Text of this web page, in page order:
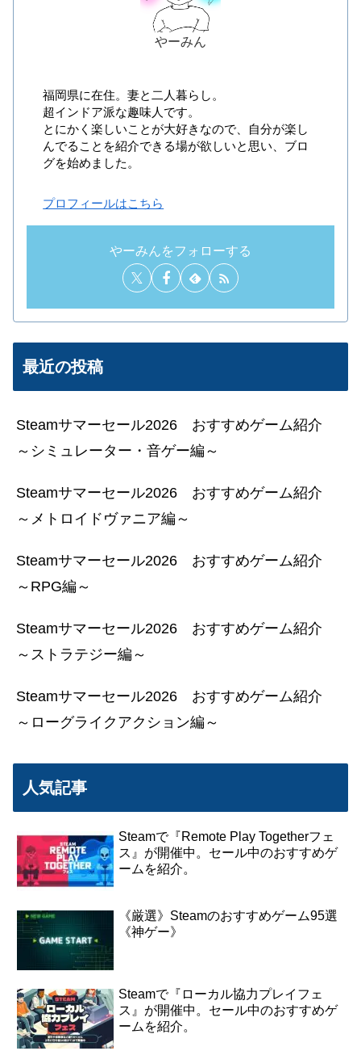
やーみん
福岡県に在住。妻と二人暮らし。
超インドア派な趣味人です。
とにかく楽しいことが大好きなので、自分が楽し
んでることを紹介できる場が欲しいと思い、ブロ
グを始めました。
プロフィールはこちら
やーみんをフォローする
最近の投稿
Steamサマーセール2026 おすすめゲーム紹介
～シミュレーター・音ゲー編～
Steamサマーセール2026 おすすめゲーム紹介
～メトロイドヴァニア編～
Steamサマーセール2026 おすすめゲーム紹介
～RPG編～
Steamサマーセール2026 おすすめゲーム紹介
～ストラテジー編～
Steamサマーセール2026 おすすめゲーム紹介
～ローグライクアクション編～
人気記事
Steamで『Remote Play Togetherフェ
ス』が開催中。セール中のおすすめゲ
ームを紹介。
《厳選》Steamのおすすめゲーム95選
《神ゲー》
Steamで『ローカル協力プレイフェ
ス』が開催中。セール中のおすすめゲ
ームを紹介。